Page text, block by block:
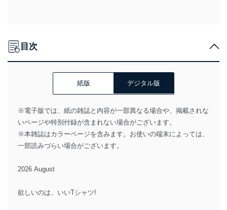
目次
紙版 デジタル版
※電子版では、紙の雑誌と内容が一部異なる場合や、掲載されな
いページや特別付録が含まれない場合がございます。
※本雑誌はカラーページを含みます。お使いの端末によっては、
一部読みづらい場合がございます。
2026 August
欲しいのは、いいTシャツ!